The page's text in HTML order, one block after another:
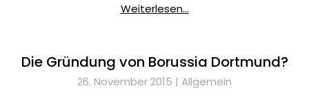
Weiterlesen...
Die Gründung von Borussia Dortmund?
26. November 2015 | Allgemein